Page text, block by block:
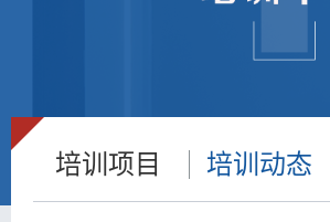
培训项目 培训动态